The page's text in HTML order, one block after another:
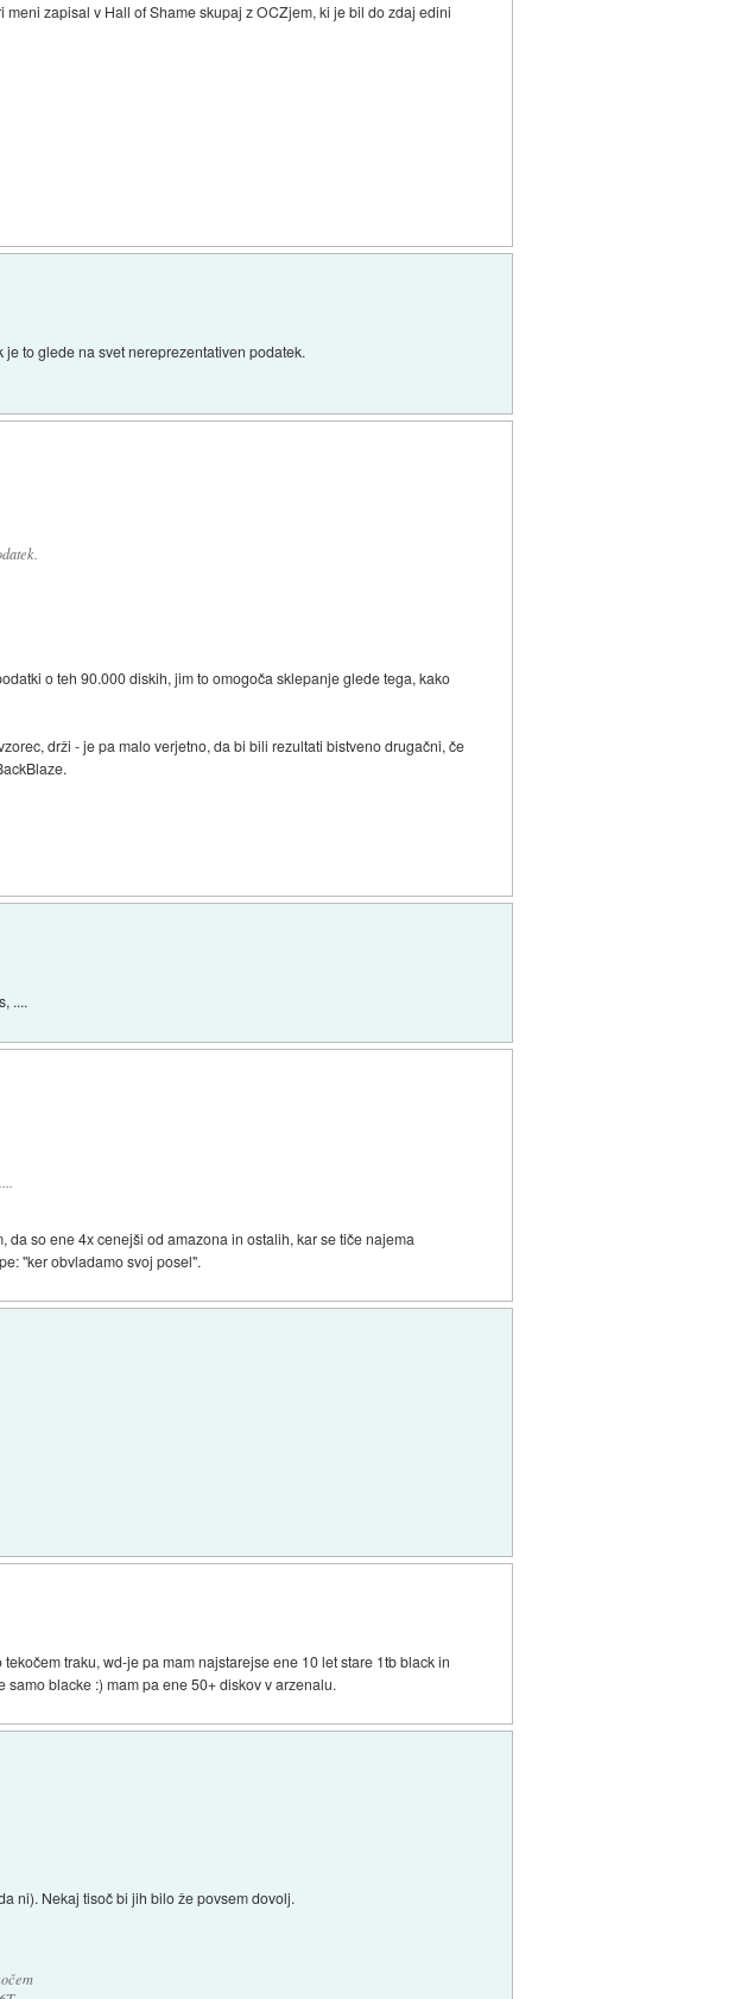
zapisal v Hall of Shame skupaj z OCZjem, ki je bil do zdaj edini
to glede na svet nereprezentativen podatek.
o teh 90.000 diskih, jim to omogoča sklepanje glede tega, kako
drži - je pa malo verjetno, da bi bili rezultati bistveno drugačni, če
....
so ene 4x cenejši od amazona in ostalih, kar se tiče najema
"ker obvladamo svoj posel".
traku, wd-je pa mam najstarejse ene 10 let stare 1tb black in
blacke :) mam pa ene 50+ diskov v arzenalu.
ni). Nekaj tisoč bi jih bilo že povsem dovolj.